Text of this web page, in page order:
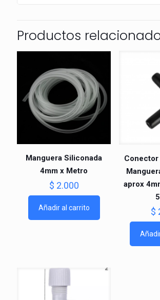
Productos
Manguera Siliconada
4mm x Metro
$ 2.000
Añadir al carrito
Conector
aprox
$